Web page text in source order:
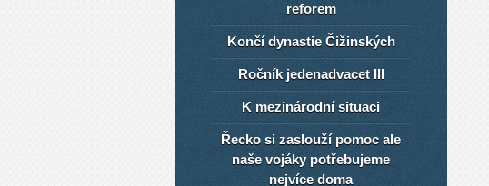
reforem
Končí dynastie Čižinských
Ročník jedenadvacet III
K mezinárodní situaci
Řecko si zaslouží pomoc ale
naše vojáky potřebujeme
nejvíce doma